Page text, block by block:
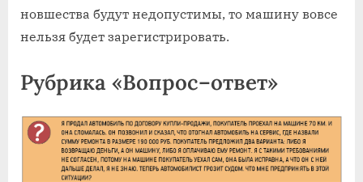
новшества будут недопустимы, то машину вовсе
нельзя будет зарегистрировать.
Рубрика «Вопрос–ответ»